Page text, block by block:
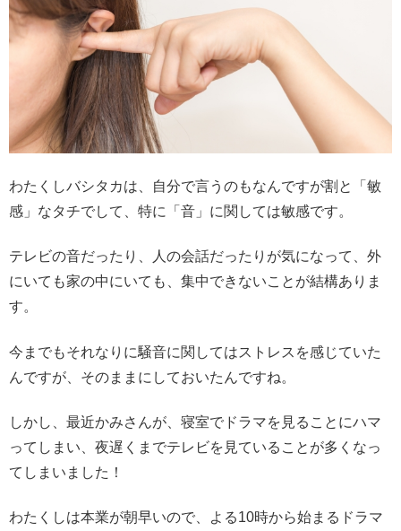
わたくしバシタカは、自分で言うのもなんですが割と「敏
感」なタチでして、特に「音」に関しては敏感です。
テレビの音だったり、人の会話だったりが気になって、外
にいても家の中にいても、集中できないことが結構ありま
す。
今までもそれなりに騒音に関してはストレスを感じていた
んですが、そのままにしておいたんですね。
しかし、最近かみさんが、寝室でドラマを見ることにハマ
ってしまい、夜遅くまでテレビを見ていることが多くなっ
てしまいました！
わたくしは本業が朝早いので、よる10時から始まるドラマ